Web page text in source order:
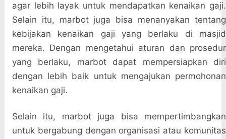
agar lebih layak untuk mendapatkan kenaikan gaji.
Selain itu, marbot juga bisa menanyakan tentang
kebijakan kenaikan gaji yang berlaku di masjid
mereka. Dengan mengetahui aturan dan prosedur
yang berlaku, marbot dapat mempersiapkan diri
dengan lebih baik untuk mengajukan permohonan
kenaikan gaji.
Selain itu, marbot juga bisa mempertimbangkan
untuk bergabung dengan organisasi atau komunitas